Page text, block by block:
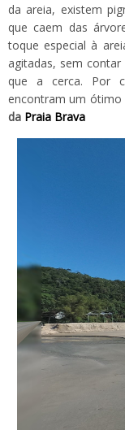
da areia, existem
que caem das
toque especial à
agitadas, sem
que a cerca. Por
encontram um
da Praia Brava